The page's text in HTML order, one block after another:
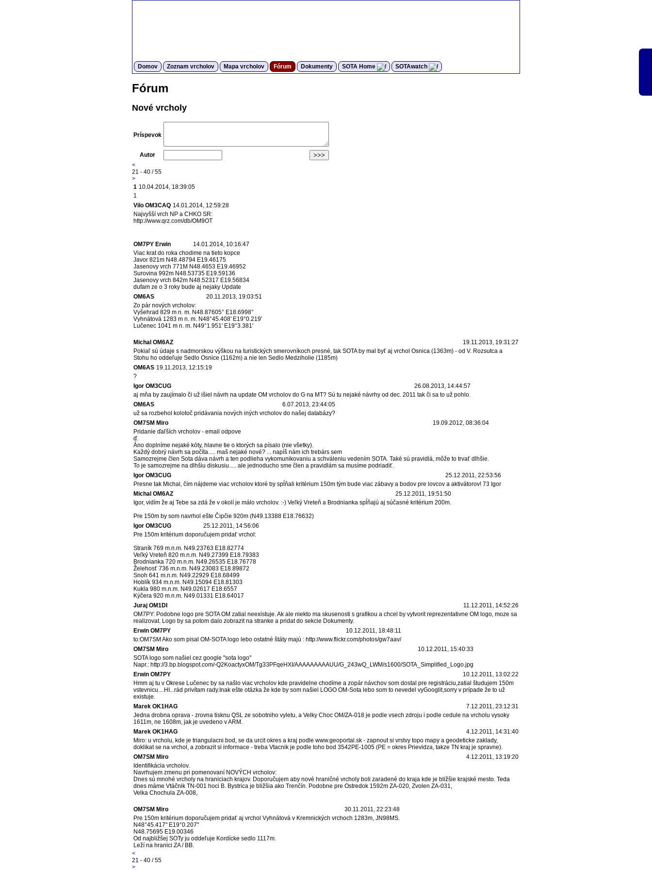
Domov Zoznam vrcholov Mapa vrcholov Fórum Dokumenty SOTA Home SOTAwatch
Fórum
Nové vrcholy
Príspevok
Autor
<
21 - 40 / 55
>
1 10.04.2014, 18:39:05
1
Vilo OM3CAQ 14.01.2014, 12:59:28
Najvyšší vrch NP a CHKO SR:
http://www.qrz.com/db/OM9OT
OM7PY Erwin
14.01.2014, 10:16:47
Viac krat do roka chodime na tieto kopce
Javor 821m N48.48794 E19.46175
Jasenovy vrch 771M N48.4653 E19.46952
Surovina 992m N48.53735 E19.59136
Jasenovy vrch 842m N48.52317 E19.56834
dufam ze o 3 roky bude aj nejaky Update
OM6AS
20.11.2013, 19:03:51
Zo pár nových vrcholov:
Vyšehrad 829 m n. m. N48.87605° E18.6998°
Vyhnátová 1283 m n. m. N48°45.408' E19°0.219'
Lučenec 1041 m n. m. N49°1.951' E19°3.381'
Michal OM6AZ
19.11.2013, 19:31:27
Pokiaľ sú údaje s nadmorskou výškou na turistických smerovníkoch presné, tak SOTA by mal byť aj vrchol Osnica (1363m) - od V. Rozsutca a
Stohu ho oddeľuje Sedlo Osnice (1162m) a nie len Sedlo Medziholie (1185m)
OM6AS 19.11.2013, 12:15:19
?
Igor OM3CUG
26.08.2013, 14:44:57
aj mňa by zaujímalo či už išiel návrh na update OM vrcholov do G na MT? Sú tu nejaké návrhy od dec. 2011 tak či sa to už pohlo.
OM6AS
6.07.2013, 23:44:05
už sa rozbehol kolotoč pridávania nových iných vrcholov do našej databázy?
OM7SM Miro
19.09.2012, 08:36:04
Pridanie ďaľších vrcholov - email odpove
ď.
Áno doplníme nejaké kóty, hlavne tie o ktorých sa písalo (nie všetky).
Každý dobrý návrh sa počíta..... maš nejaké nové? ... napíš nám ich trebárs sem
Samozrejme člen Sota dáva návrh a ten podlieha vykomunikovaniu a schváleniu vedením SOTA. Také sú pravidlá, môže to trvať dlhšie.
To je samozrejme na dlhšiu diskusiu..... ale jednoducho sme člen a pravidlám sa musíme podriadiť.
Igor OM3CUG
25.12.2011, 22:53:56
Presne tak Michal, čím nájdeme viac vrcholov ktoré by spĺňali kritérium 150m tým bude viac zábavy a bodov pre lovcov a aktivátorov! 73 Igor
Michal OM6AZ
25.12.2011, 19:51:50
Igor, vidím že aj Tebe sa zdá že v okolí je málo vrcholov. :-) Veľký Vreteň a Brodnianka spĺňajú aj súčasné kritérium 200m.
Pre 150m by som navrhol ešte Čipčie 920m (N49.13388 E18.76632)
Igor OM3CUG
25.12.2011, 14:56:06
Pre 150m kritérium doporučujem pridať vrchol:
Straník 769 m.n.m. N49.23763 E18.82774
Veľký Vreteň 820 m.n.m. N49.27399 E18.79383
Brodnianka 720 m.n.m. N49.26535 E18.76778
Želehosť 736 m.n.m. N49.23083 E18.89872
Snoh 641 m.n.m. N49.22929 E18.68499
Hoblík 934 m.n.m. N49.15094 E18.81303
Kukla 980 m.n.m. N49.02617 E18.6557
Kýčera 920 m.n.m. N49.01331 E18.64017
Juraj OM1DI
11.12.2011, 14:52:26
OM7PY: Podobne logo pre SOTA OM zatial neexistuje. Ak ale niekto ma skusenosti s grafikou a chcel by vytvorit reprezentativne OM logo, moze sa
realizovat. Logo by sa potom dalo zobrazit na stranke a pridat do sekcie Dokumenty.
Erwin OM7PY
10.12.2011, 18:48:11
to:OM7SM Ako som pisal OM-SOTA logo lebo ostatné štáty majú : http://www.flickr.com/photos/gw7aav/
OM7SM Miro
10.12.2011, 15:40:33
SOTA logo som našiel cez google "sota logo"
Napr.: http://3.bp.blogspot.com/-Q2KoactyxOM/Tg33PFqeHXI/AAAAAAAAAUU/G_243wQ_LWM/s1600/SOTA_Simplified_Logo.jpg
Erwin OM7PY
10.12.2011, 13:02:22
Hmm aj tu v Okrese Lučenec by sa našlo viac vrcholov kde pravidelne chodíme a zopár návchov som dostal pre registráciu,zatial študujem 150m
vstevnicu....HI...rád privítam rady.Inak ešte otázka že kde by som našiel LOGO OM-Sota lebo som to nevedel vyGooglit,sorry v prípade že to už
existuje.
Marek OK1HAG
7.12.2011, 23:12:31
Jedna drobna oprava - zrovna tisknu QSL ze sobotniho vyletu, a Velky Choc OM/ZA-018 je podle vsech zdroju i podle cedule na vrcholu vysoky
1611m, ne 1608m, jak je uvedeno v ARM.
Marek OK1HAG
4.12.2011, 14:31:40
Miro: u vrcholu, kde je triangulacni bod, se da urcit okres a kraj podle www.geoportal.sk - zapnout si vrstvy topo mapy a geodeticke zaklady,
doklikat se na vrchol, a zobrazit si informace - treba Vtacnik je podle toho bod 3542PE-1005 (PE = okres Prievidza, takze TN kraj je spravne).
OM7SM Miro
4.12.2011, 13:19:20
Identifikácia vrcholov.
Navrhujem zmenu pri pomenovaní NOVÝCH vrcholov:
Dnes sú mnohé vrcholy na hraniciach krajov. Doporučujem aby nové hraničné vrcholy boli zaradené do kraja kde je bližšie krajské mesto. Teda
dnes máme Vtáčnik TN-001 hoci B. Bystrica je bližšia ako Trenčín. Podobne pre Ostredok 1592m ZA-020, Zvolen ZA-031,
Velka Chochula ZA-008,
OM7SM Miro
30.11.2011, 22:23:48
Pre 150m kritérium doporučujem pridať aj vrchol Vyhnátová v Kremnických vrchoch 1283m, JN98MS.
N48°45.417" E19°0.207"
N48.75695 E19.00346
Od najbližšej SOTy ju oddeľuje Kordícke sedlo 1117m.
Leží na hranici ZA / BB.
<
21 - 40 / 55
>